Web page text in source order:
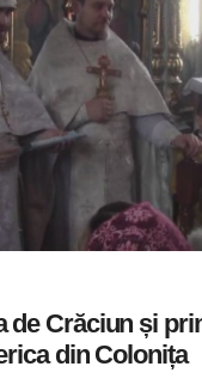
de Crăciun și
din Colonița